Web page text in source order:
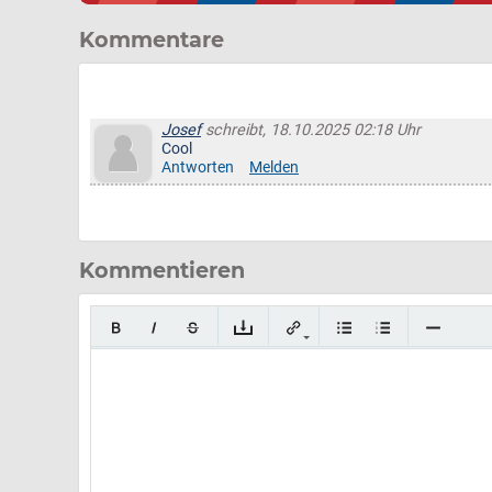
Kommentare
Josefschreibt, 18.10.2025 02:18 Uhr
Cool
Antworten
Melden
Kommentieren